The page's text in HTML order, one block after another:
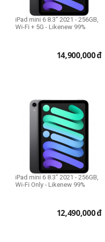
Phiên bản 64GB
Phiên bản 256GB
iPad mini 6 8.3" 2021 - 256GB,
Wi-Fi + 5G - Likenew 99%
14,900,000đ
iPad mini 6 8.3" 2021 - 256GB,
Wi-Fi Only - Likenew 99%
12,490,000đ